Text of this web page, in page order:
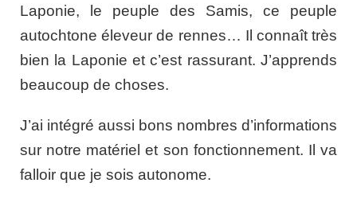
Laponie, le peuple des Samis, ce peuple
autochtone éleveur de rennes… Il connaît très
bien la Laponie et c’est rassurant. J’apprends
beaucoup de choses.
J’ai intégré aussi bons nombres d’informations
sur notre matériel et son fonctionnement. Il va
falloir que je sois autonome.